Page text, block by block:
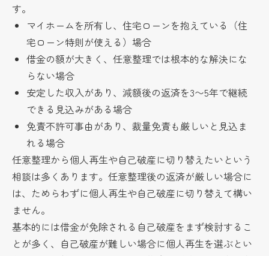
す。
マイホームを所有し、住宅ローンを抱えている（住
宅ローン特則が使える）場合
借金の額が大きく、任意整理では根本的な解決にな
らない場合
安定した収入があり、減額後の返済を3〜5年で継続
できる見込みがある場合
免責不許可事由があり、裁量免責も厳しいと見込ま
れる場合
任意整理から個人再生や自己破産に切り替えたいという
相談は多くあります。任意整理後の返済が厳しい場合に
は、ためらわずに個人再生や自己破産に切り替えて構い
ません。
基本的には借金が免除される自己破産をまず検討するこ
とが多く、自己破産が難しい場合に個人再生を選ぶとい